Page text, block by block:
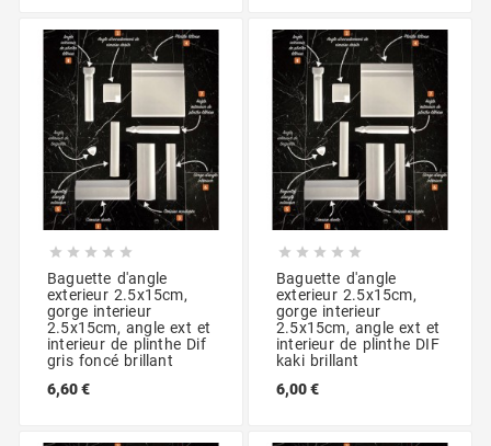
    
Baguette d'angle
exterieur 2.5x15cm,
gorge interieur
2.5x15cm, angle ext et
interieur de plinthe Dif
gris foncé brillant
6,60 €
    
Baguette d'angle
exterieur 2.5x15cm,
gorge interieur
2.5x15cm, angle ext et
interieur de plinthe DIF
kaki brillant
6,00 €